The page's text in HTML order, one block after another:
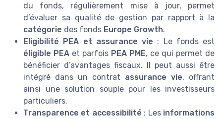
du fonds, régulièrement mise à jour, permet
d’évaluer sa qualité de gestion par rapport à la
catégorie des fonds Europe Growth.
Eligibilité PEA et assurance vie : Le fonds est
éligible PEA et parfois PEA PME, ce qui permet de
bénéficier d’avantages fiscaux. Il peut aussi être
intégré dans un contrat assurance vie, offrant
ainsi une solution souple pour les investisseurs
particuliers.
Transparence et accessibilité : Les informations